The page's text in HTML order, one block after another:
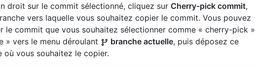
droit sur le commit sélectionné, cliquez sur Cherry-pick commit,
vers laquelle vous souhaitez copier le commit. Vous pouvez
le commit que vous souhaitez sélectionner comme « cherry-pick »
» vers le menu déroulant
branche actuelle, puis déposez ce
où vous souhaitez le copier.